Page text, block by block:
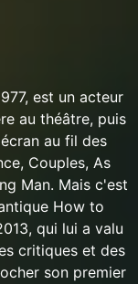
est un acteur
au théâtre, puis
au fil des
Couples, As
Man. Mais c'est
How to
qui lui a valu
critiques et des
son premier